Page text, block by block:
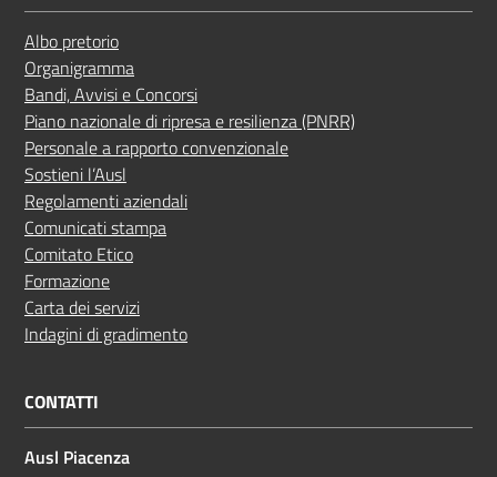
Albo pretorio
Organigramma
Bandi, Avvisi e Concorsi
Piano nazionale di ripresa e resilienza (PNRR)
Personale a rapporto convenzionale
Sostieni l’Ausl
Regolamenti aziendali
Comunicati stampa
Comitato Etico
Formazione
Carta dei servizi
Indagini di gradimento
CONTATTI
Ausl Piacenza